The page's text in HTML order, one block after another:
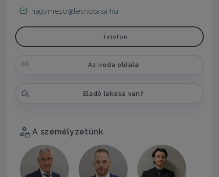
nagymezo@tecnocasa.hu
Telefon
Az iroda oldala
Eladó lakása van?
A személyzetünk